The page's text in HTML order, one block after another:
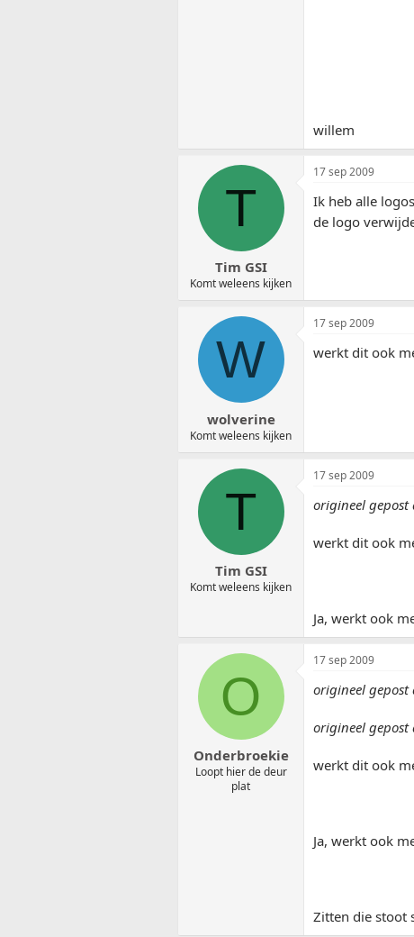
willem
T
Tim GSI
Komt weleens kijken
17 sep 2009
Ik heb alle
de logo
W
wolverine
Komt weleens kijken
17 sep 2009
werkt dit ook
T
Tim GSI
Komt weleens kijken
17 sep 2009
origineel gepost
werkt dit ook
Ja, werkt ook
O
Onderbroekie
Loopt hier de deur
plat
17 sep 2009
origineel gepost
origineel gepost
werkt dit ook
Ja, werkt ook
Zitten die stoot